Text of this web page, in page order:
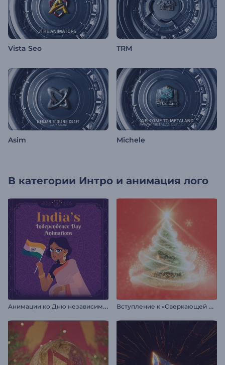
Vista Seo TRM
Asim Michele
В категории Интро и анимация лого
А
нимации ко Дню независимости Индии В
ступление к «Сверкающей рождественской елке»